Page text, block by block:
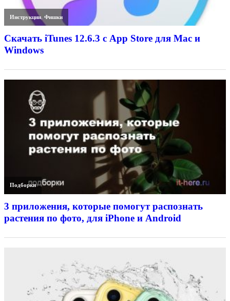
Инструкции,Фишки
Скачать iTunes 12.6.3 с App Store для Mac и
Windows
Подборки
3 приложения, которые помогут распознать
растения по фото, для iPhone и Android